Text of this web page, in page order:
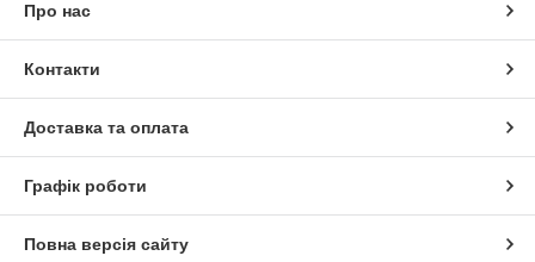
Про нас
Контакти
Доставка та оплата
Графік роботи
Повна версія сайту